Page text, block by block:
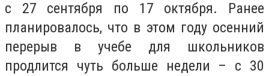
с 27 сентября по 17 октября. Ранее
планировалось, что в этом году осенний
перерыв в учебе для школьников
продлится чуть больше недели – с 30